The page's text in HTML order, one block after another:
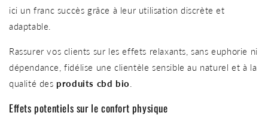
ici un franc succès grâce à leur utilisation discrète et
adaptable.
Rassurer vos clients sur les effets relaxants, sans euphorie ni
dépendance, fidélise une clientèle sensible au naturel et à la
qualité des produits cbd bio
Effets potentiels sur le confort physique